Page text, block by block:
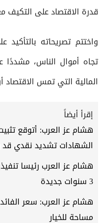
قدرة الاقتصاد على التكيف
واختتم تصريحاته
تجاه أموال الناس، مشددًا
المالية التي تمس الاقتصاد
إقرأ أيضاً
هشام عز العرب: أتوقع
الشهادات تشديد نقدي
هشام عز العرب رئيسا
3 سنوات جديدة
هشام عز العرب: سعر
مساحة للخيار